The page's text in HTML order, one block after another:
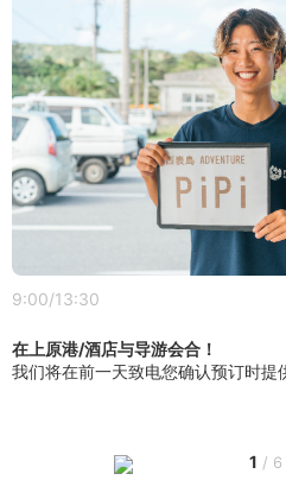
9:00/13:30
在上原港/酒店与导游会合！
我们将在前一天致电您确认预订时提
1 / 6